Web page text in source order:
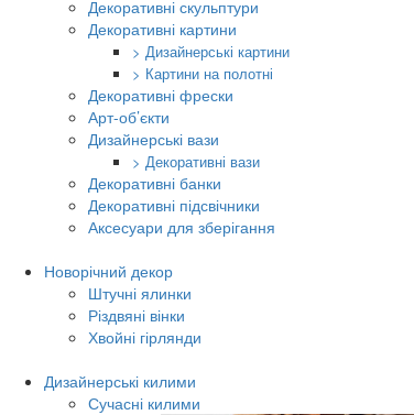
Декоративні скульптури
Декоративні картини
> Дизайнерські картини
> Картини на полотні
Декоративні фрески
Арт-об’єкти
Дизайнерські вази
> Декоративні вази
Декоративні банки
Декоративні підсвічники
Аксесуари для зберігання
Новорічний декор
Штучні ялинки
Різдвяні вінки
Хвойні гірлянди
Дизайнерські килими
Сучасні килими